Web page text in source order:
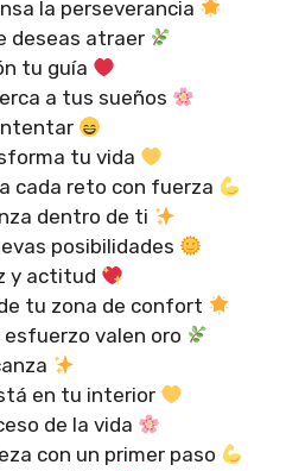
la perseverancia
deseas atraer
tu guía
a tus sueños
tu vida
cada reto con fuerza
dentro de ti
posibilidades
y actitud
tu zona de confort
esfuerzo valen oro
en tu interior
de la vida
con un primer paso